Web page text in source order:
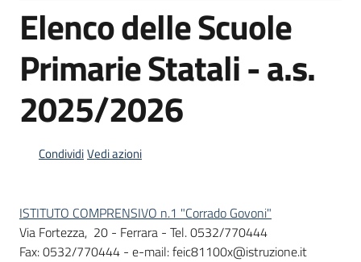
Centri
per
le
Informazioni
Elenco delle Scuole
Primarie Statali - a.s.
2025/2026
CondividiVedi azioni
ISTITUTO COMPRENSIVO n.1 "Corrado Govoni"
Via Fortezza, 20 - Ferrara - Tel. 0532/770444
Fax: 0532/770444 - e-mail: feic81100x@istruzione.it